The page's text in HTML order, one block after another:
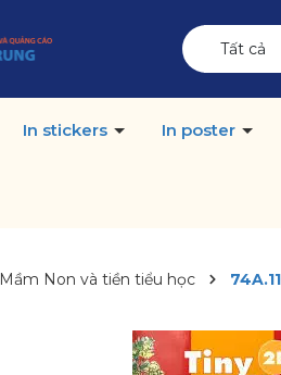
Tất cả
In stickers In poster
Mầm Non và tiền tiểu học